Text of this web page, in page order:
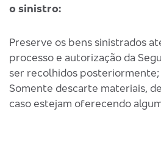
o sinistro:
Preserve os bens sinistrados
processo e autorização da
ser recolhidos posteriormente;
Somente descarte materiais,
caso estejam oferecendo